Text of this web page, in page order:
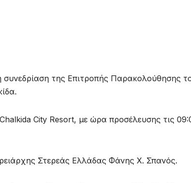
συνεδρίαση της Επιτροπής Παρακολούθησης
City Resort, με ώρα προσέλευσης τις
Στερεάς Ελλάδας Φάνης Χ. Σπανός.